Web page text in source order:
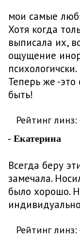
мои самые
Хотя когда
выписала их,
ощущение
психологичски.
Теперь же -
быть!
Рейтинг линз:
- Екатерина
Всегда беру
замечала.
было хорошо.
Рейтинг линз: